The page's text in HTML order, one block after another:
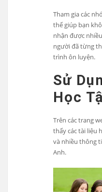
Tham gia các
thể giúp bạn
nhận được
người đã từng
trình ôn luyện.
Sử
Học
Trên các trang
thấy các tài liệu
và nhiều thông
Anh.